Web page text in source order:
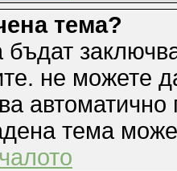
тема?
бъдат
не можете
тема